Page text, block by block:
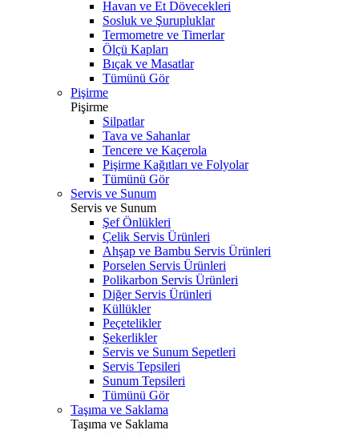
Havan ve Et Dövecekleri
Sosluk ve Şurupluklar
Termometre ve Timerlar
Ölçü Kapları
Bıçak ve Masatlar
Tümünü Gör
Pişirme
Pişirme
Silpatlar
Tava ve Sahanlar
Tencere ve Kaçerola
Pişirme Kağıtları ve Folyolar
Tümünü Gör
Servis ve Sunum
Servis ve Sunum
Şef Önlükleri
Çelik Servis Ürünleri
Ahşap ve Bambu Servis Ürünleri
Porselen Servis Ürünleri
Polikarbon Servis Ürünleri
Diğer Servis Ürünleri
Küllükler
Peçetelikler
Şekerlikler
Servis ve Sunum Sepetleri
Servis Tepsileri
Sunum Tepsileri
Tümünü Gör
Taşıma ve Saklama
Taşıma ve Saklama